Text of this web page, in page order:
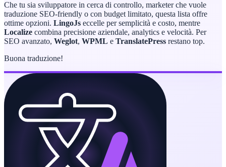
Che tu sia sviluppatore in cerca di controllo, marketer che vuole
traduzione SEO-friendly o con budget limitato, questa lista offre
ottime opzioni. LingoJs eccelle per semplicità e costo, mentre
Localize combina precisione aziendale, analytics e velocità. Per
SEO avanzato, Weglot, WPML e TranslatePress restano top.
Buona traduzione!